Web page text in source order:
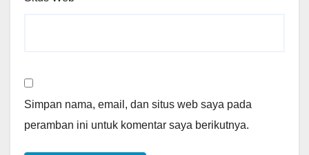
Simpan nama, email, dan situs web saya pada
peramban ini untuk komentar saya berikutnya.